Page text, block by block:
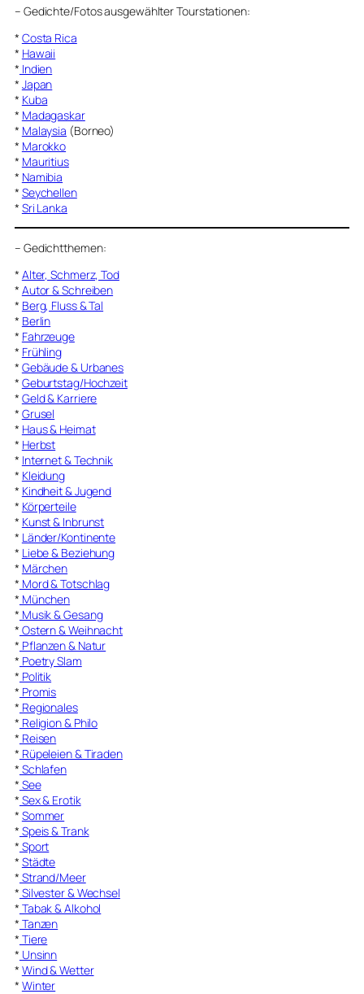
– Gedichte/Fotos ausgewählter Tourstationen:
* Costa Rica
* Hawaii
* Indien
* Japan
* Kuba
* Madagaskar
* Malaysia (Borneo)
* Marokko
* Mauritius
* Namibia
* Seychellen
* Sri Lanka
– Gedichtthemen:
* Alter, Schmerz, Tod
* Autor & Schreiben
* Berg, Fluss & Tal
* Berlin
* Fahrzeuge
* Frühling
* Gebäude & Urbanes
* Geburtstag/Hochzeit
* Geld & Karriere
* Grusel
* Haus & Heimat
* Herbst
* Internet & Technik
* Kleidung
* Kindheit & Jugend
* Körperteile
* Kunst & Inbrunst
* Länder/Kontinente
* Liebe & Beziehung
* Märchen
* Mord & Totschlag
* München
* Musik & Gesang
* Ostern & Weihnacht
* Pflanzen & Natur
* Poetry Slam
* Politik
* Promis
* Regionales
* Religion & Philo
* Reisen
* Rüpeleien & Tiraden
* Schlafen
* See
* Sex & Erotik
* Sommer
* Speis & Trank
* Sport
* Städte
* Strand/Meer
* Silvester & Wechsel
* Tabak & Alkohol
* Tanzen
* Tiere
* Unsinn
* Wind & Wetter
* Winter